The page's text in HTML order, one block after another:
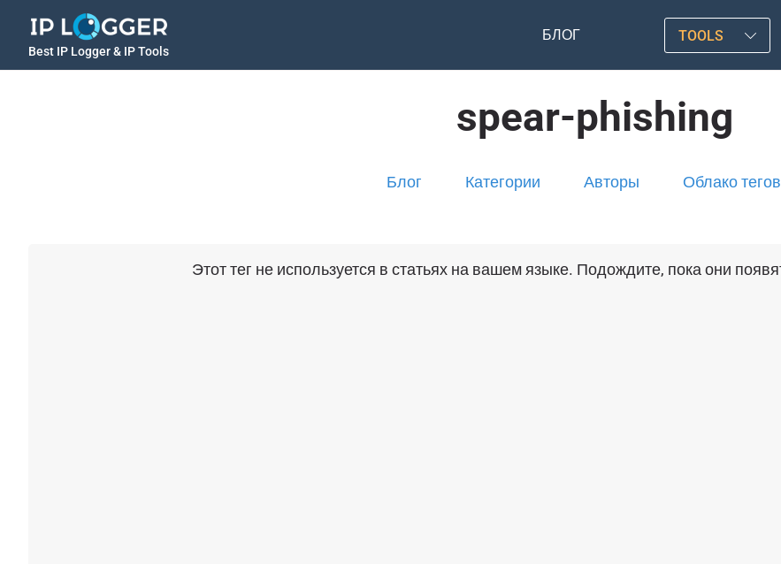
Best IP Logger & IP Tools
БЛОГ TOOLS
spear-phishing
Блог Категории Авторы Облако тегов